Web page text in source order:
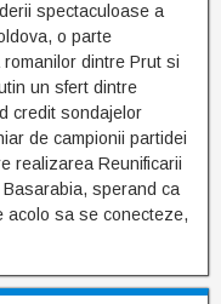
spectaculoase a
o parte
dintre Prut si
un sfert dintre
credit sondajelor
de campionii partidei
realizarea Reunificarii
Basarabia, sperand ca
acolo sa se conecteze,